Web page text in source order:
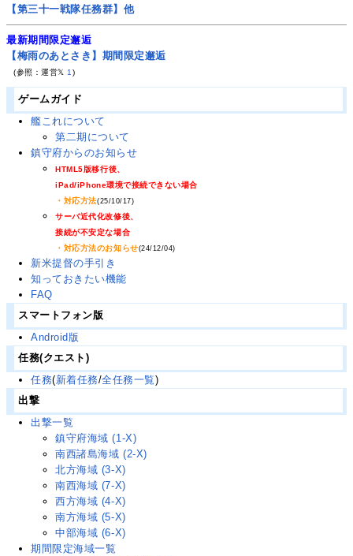
【第三十一戦隊任務群】他
最新期間限定邂逅
【梅雨のあとさき】期間限定邂逅
(参照：運営𝕏 1 )
ゲームガイド
艦これについて
第二期について
鎮守府からのお知らせ
HTML5版移行後、
iPad/iPhone環境で接続できない場合
・対応方法(25/10/17)
サーバ近代化改修後、
接続が不安定な場合
・対応方法のお知らせ(24/12/04)
新米提督の手引き
知っておきたい機能
FAQ
スマートフォン版
Android版
任務(クエスト)
任務(新着任務/全任務一覧)
出撃
出撃一覧
鎮守府海域 (1-X)
南西諸島海域 (2-X)
北方海域 (3-X)
南西海域 (7-X)
西方海域 (4-X)
南方海域 (5-X)
中部海域 (6-X)
期間限定海域一覧